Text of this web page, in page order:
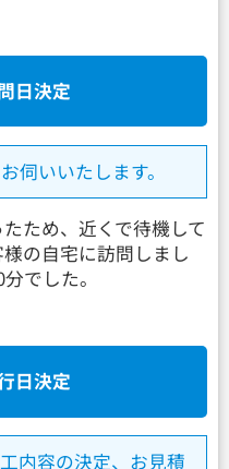
日決定
伺いいたします。
ため、近くで待機して
の自宅に訪問しまし
でした。
日決定
内容の決定、お見積